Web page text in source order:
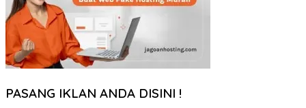
PASANG IKLAN ANDA DISINI !